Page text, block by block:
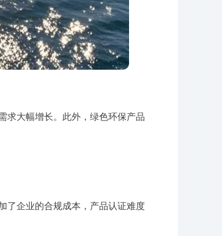
求大幅增长。此外，绿色环保产品
了企业的合规成本，产品认证难度